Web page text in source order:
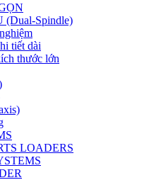
Spindle)
tiết dài
thước lớn
LOADERS